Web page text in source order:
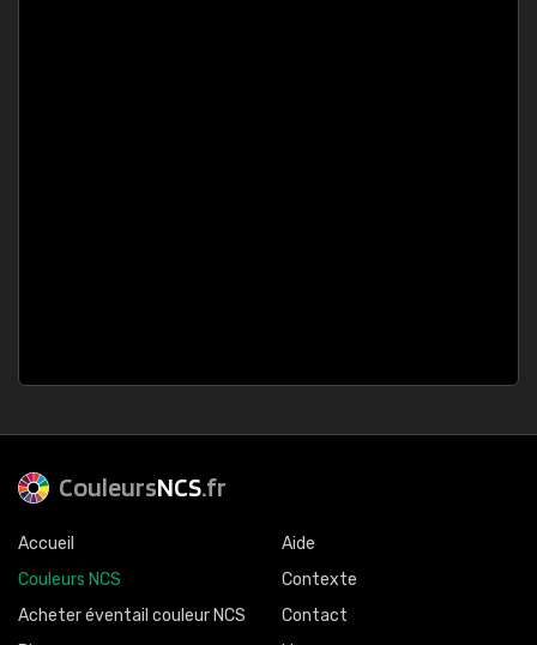
CouleursNCS.fr
Accueil
Couleurs NCS
Acheter éventail couleur NCS
Aide
Contexte
Contact